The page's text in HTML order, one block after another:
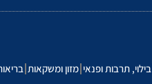
בילוי, תרבות ופנאי מזון ומשקאות